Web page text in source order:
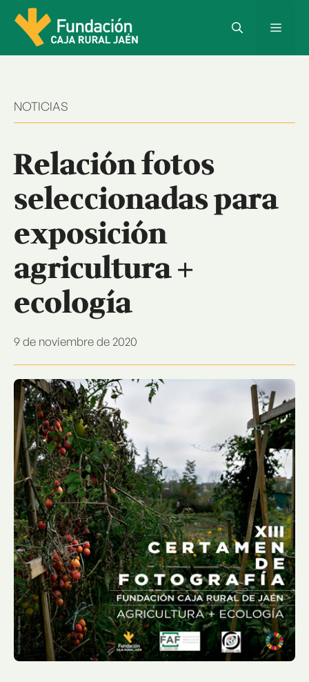
Saltar
contenido
Menú
NOTICIAS
Relación fotos
seleccionadas para
exposición
agricultura +
ecología
9 de noviembre de 2020